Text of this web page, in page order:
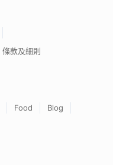
條款及細則
Food
Blog